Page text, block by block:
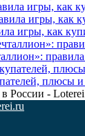
игры, как
игры, как
плюсы
России -